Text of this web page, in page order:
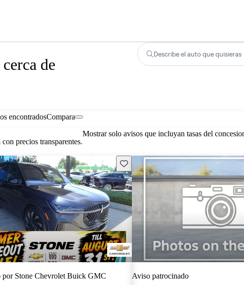
de
Describe el auto que quisieras
encontradosCompara
precios transparentes.
Mostrar solo avisos que incluyan tasas del
Guarda este Aviso
por Stone Chevrolet Buick GMC Aviso patrocinado